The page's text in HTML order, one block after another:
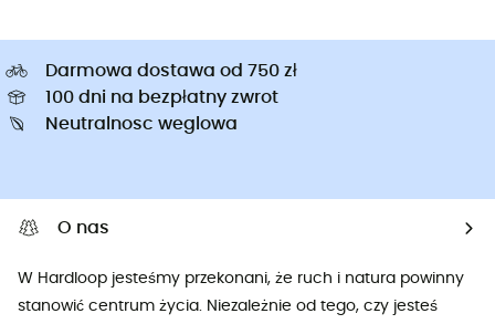
Darmowa dostawa od 750 zł
100 dni na bezpłatny zwrot
Neutralnosc weglowa
O nas
W Hardloop jesteśmy przekonani, że ruch i natura powinny
stanowić centrum życia. Niezależnie od tego, czy jesteś